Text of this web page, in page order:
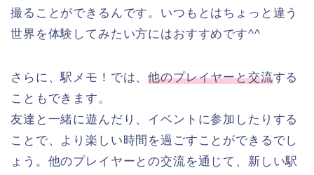
撮ることができるんです。いつもとはちょっと違う
世界を体験してみたい方にはおすすめです^^
さらに、駅メモ！では、他のプレイヤーと交流する
こともできます。
友達と一緒に遊んだり、イベントに参加したりする
ことで、より楽しい時間を過ごすことができるでし
ょう。他のプレイヤーとの交流を通じて、新しい駅